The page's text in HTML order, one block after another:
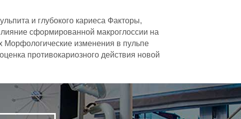
и глубокого кариеса Факторы,
сформированной макроглоссии на
Морфологические изменения в пульпе
противокариозного действия новой